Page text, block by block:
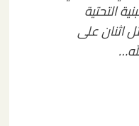
التحتية
اثنان على